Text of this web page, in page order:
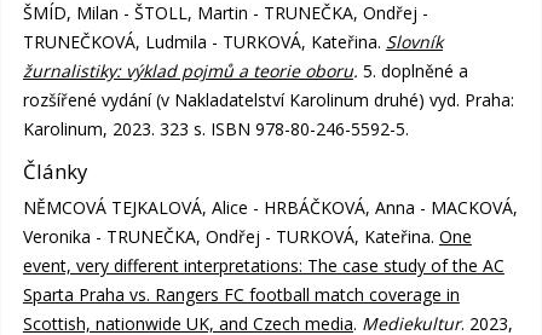
ŠMÍD, Milan - ŠTOLL, Martin - TRUNEČKA, Ondřej -
TRUNEČKOVÁ, Ludmila - TURKOVÁ, Kateřina. Slovník
žurnalistiky: výklad pojmů a teorie oboru. 5. doplněné a
rozšířené vydání (v Nakladatelství Karolinum druhé) vyd. Praha:
Karolinum, 2023. 323 s. ISBN 978-80-246-5592-5.
Články
NĚMCOVÁ TEJKALOVÁ, Alice - HRBÁČKOVÁ, Anna - MACKOVÁ,
Veronika - TRUNEČKA, Ondřej - TURKOVÁ, Kateřina. One
event, very different interpretations: The case study of the AC
Sparta Praha vs. Rangers FC football match coverage in
Scottish, nationwide UK, and Czech media. Mediekultur. 2023,